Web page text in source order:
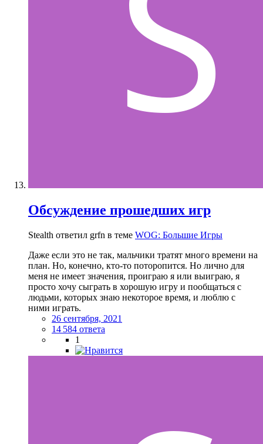
Обсуждение прошедших игр
Stealth ответил grfn в теме WOG: Большие Игры
Даже если это не так, мальчики тратят много времени на
план. Но, конечно, кто-то поторопится. Но лично для
меня не имеет значения, проиграю я или выиграю, я
просто хочу сыграть в хорошую игру и пообщаться с
людьми, которых знаю некоторое время, и люблю с
ними играть.
26 сентября, 2021
14 584 ответа
1